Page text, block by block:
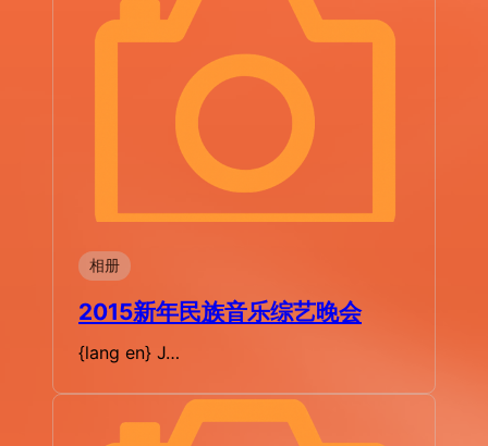
相册
2015新年民族音乐综艺晚会
{lang en} J…